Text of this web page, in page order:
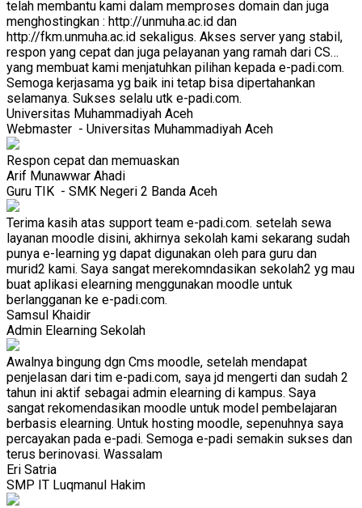
telah membantu kami dalam memproses domain dan juga
menghostingkan : http://unmuha.ac.id dan
http://fkm.unmuha.ac.id sekaligus. Akses server yang stabil,
respon yang cepat dan juga pelayanan yang ramah dari CS…
yang membuat kami menjatuhkan pilihan kepada e-padi.com.
Semoga kerjasama yg baik ini tetap bisa dipertahankan
selamanya. Sukses selalu utk e-padi.com.
Universitas Muhammadiyah Aceh
Webmaster - Universitas Muhammadiyah Aceh
Respon cepat dan memuaskan
Arif Munawwar Ahadi
Guru TIK - SMK Negeri 2 Banda Aceh
Terima kasih atas support team e-padi.com. setelah sewa
layanan moodle disini, akhirnya sekolah kami sekarang sudah
punya e-learning yg dapat digunakan oleh para guru dan
murid2 kami. Saya sangat merekomndasikan sekolah2 yg mau
buat aplikasi elearning menggunakan moodle untuk
berlangganan ke e-padi.com.
Samsul Khaidir
Admin Elearning Sekolah
Awalnya bingung dgn Cms moodle, setelah mendapat
penjelasan dari tim e-padi.com, saya jd mengerti dan sudah 2
tahun ini aktif sebagai admin elearning di kampus. Saya
sangat rekomendasikan moodle untuk model pembelajaran
berbasis elearning. Untuk hosting moodle, sepenuhnya saya
percayakan pada e-padi. Semoga e-padi semakin sukses dan
terus berinovasi. Wassalam
Eri Satria
SMP IT Luqmanul Hakim